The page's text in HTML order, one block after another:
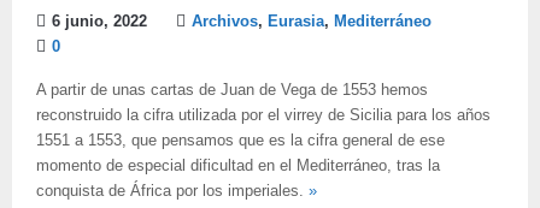
6 junio, 2022 Archivos, Eurasia, Mediterráneo
0
A partir de unas cartas de Juan de Vega de 1553 hemos
reconstruido la cifra utilizada por el virrey de Sicilia para los años
1551 a 1553, que pensamos que es la cifra general de ese
momento de especial dificultad en el Mediterráneo, tras la
conquista de África por los imperiales. »